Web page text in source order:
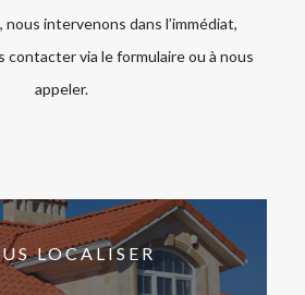
nous intervenons dans l’immédiat,
contacter via le formulaire ou à nous
appeler.
LOCALISER